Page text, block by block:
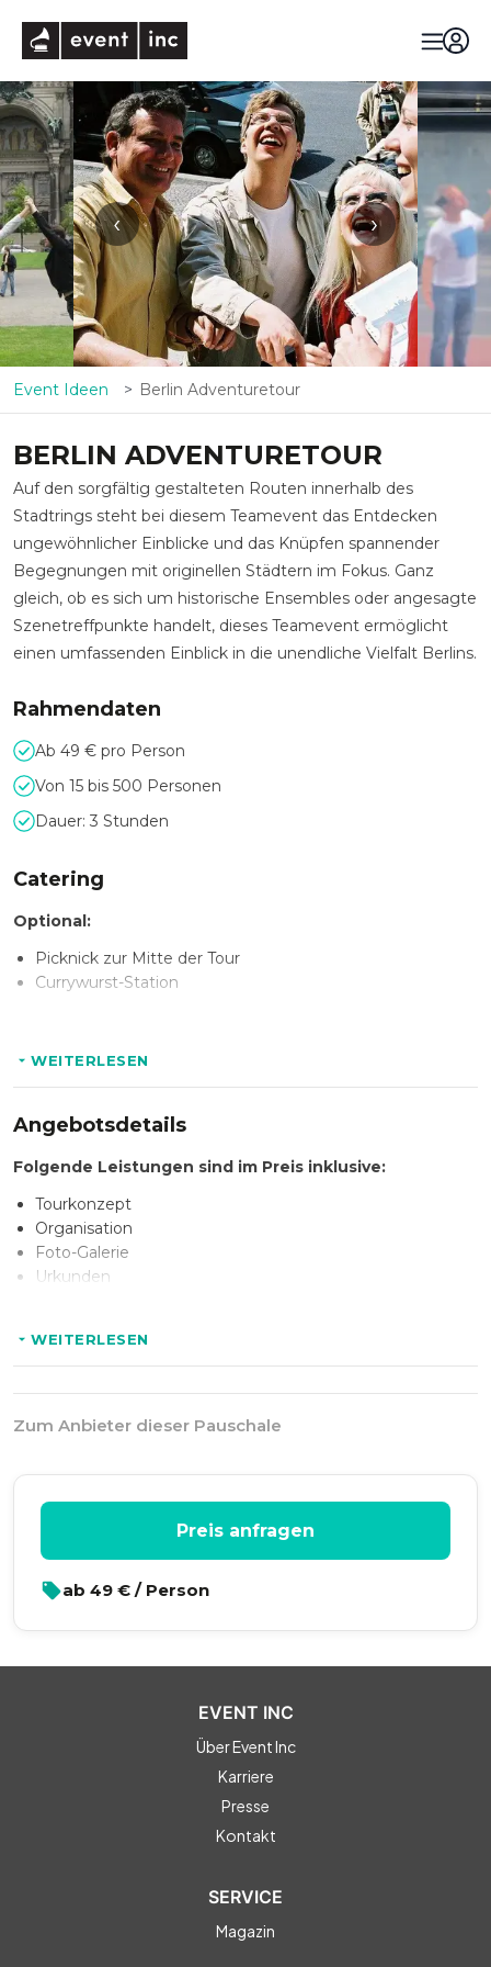
‹ ›
Event Ideen Berlin Adventuretour
BERLIN ADVENTURETOUR
Auf den sorgfältig gestalteten Routen innerhalb des
Stadtrings steht bei diesem Teamevent das Entdecken
ungewöhnlicher Einblicke und das Knüpfen spannender
Begegnungen mit originellen Städtern im Fokus. Ganz
gleich, ob es sich um historische Ensembles oder angesagte
Szenetreffpunkte handelt, dieses Teamevent ermöglicht
einen umfassenden Einblick in die unendliche Vielfalt Berlins.
Rahmendaten
Ab 49 € pro Person
Von 15 bis 500 Personen
Dauer: 3 Stunden
Catering
Optional:
Picknick zur Mitte der Tour
Currywurst-Station
WEITERLESEN
Angebotsdetails
Folgende Leistungen sind im Preis inklusive:
Tourkonzept
Organisation
Foto-Galerie
Urkunden
Kameras
Fotopräsentation
Personal
Optional:
Integration Extra-Rätsel
Individueller Start- und Zielort
WEITERLESEN
Zum Anbieter dieser Pauschale
Preis anfragen
ab 49 € / Person
EVENT INC
Über Event Inc
Karriere
Presse
Kontakt
SERVICE
Magazin